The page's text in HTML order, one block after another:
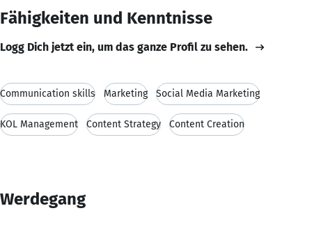
Fähigkeiten und Kenntnisse
Logg Dich jetzt ein, um das ganze Profil zu sehen.
Communication skills Marketing Social Media Marketing
KOL Management Content Strategy Content Creation
Werdegang